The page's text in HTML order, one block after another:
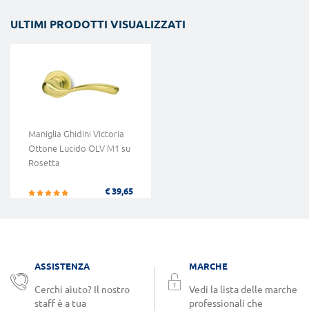
ULTIMI PRODOTTI VISUALIZZATI
Maniglia Ghidini Victoria
Ottone Lucido OLV M1 su
Rosetta
€ 39,65
ASSISTENZA
Cerchi aiuto? Il nostro
staff è a tua
MARCHE
Vedi la lista delle marche
professionali che